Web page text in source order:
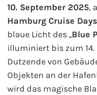
10. September 2025,
Hamburg Cruise Days
blaue Licht des „Blue
illuminiert bis zum
Dutzende von
Objekten an der
wird das magische